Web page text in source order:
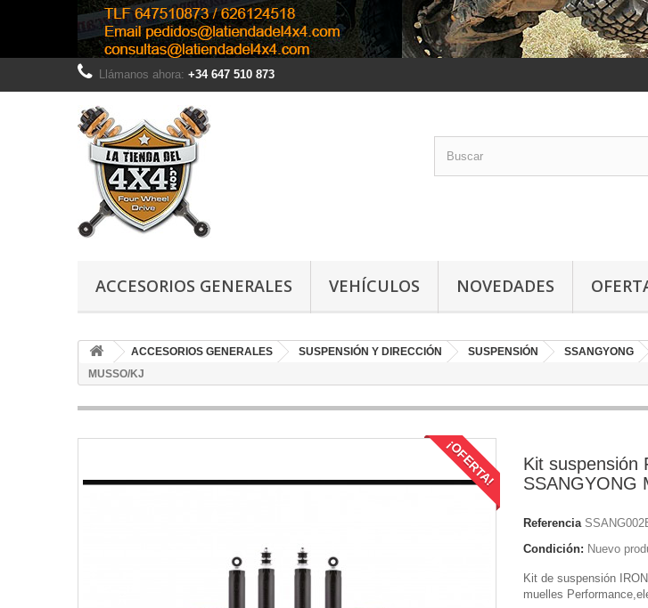
Llámanos ahora: +34 647 510 873
ACCESORIOS GENERALES VEHÍCULOS NOVEDADES
ACCESORIOS GENERALES SUSPENSIÓN Y DIRECCIÓN SUSPENSIÓN SSANGYONG
MUSSO/KJ
¡OFERTA!
Kit suspensión
SSANGYONG
Referencia
Condición: Nuevo
Kit de suspensión
muelles